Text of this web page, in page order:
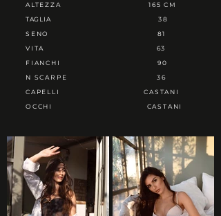
ALTEZZA
TAGLIA
SENO
VITA
FIANCHI
N SCARPE
CAPELLI
OCCHI
165 CM
38
81
63
90
36
CASTANI
CASTANI